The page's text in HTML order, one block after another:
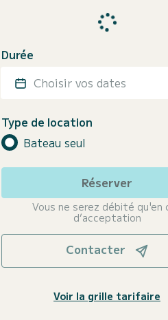
Durée
Choisir vos dates
Type de location
Bateau seul
Réserver
Vous ne serez débité qu'en
d’acceptation
Contacter
Voir la grille tarifaire